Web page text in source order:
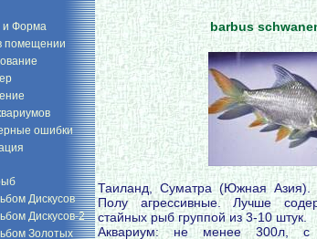
и Форма
помещении
ошибки
Дискусов
Дискусов-2
Золотых
barbus
Таиланд, Суматра (Южная Азия).
Полу агрессивные. Лучше
стайных рыб группой из 3-10 штук.
Аквариум: не менее 300л, с